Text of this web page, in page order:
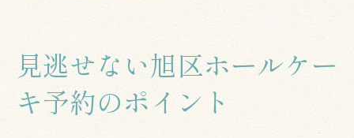
見逃せない旭区ホールケー
キ予約のポイント